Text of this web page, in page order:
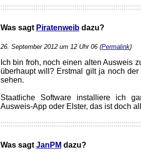
Was sagt Piratenweibdazu?
26. September 2012 um 12 Uhr 06 (Permalink)
Ich bin froh, noch einen alten Ausweis
überhaupt will? Erstmal gilt ja noch
sehen.
Staatliche Software installiere ich
Ausweis-App oder Elster, das ist doch
Was sagt JanPM dazu?